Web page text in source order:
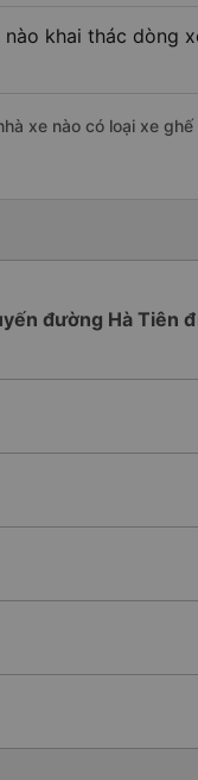
nào khai thác dòng
xe nào có loại xe
đường Hà Tiên